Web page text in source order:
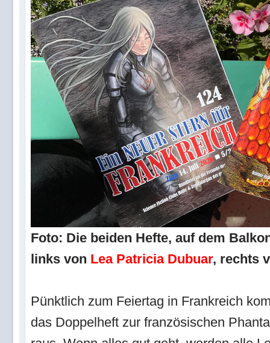
Foto: Die beiden Hefte, auf dem
links von Lea Patricia Dubuar, rechts
Pünktlich zum Feiertag in Frankreich
das Doppelheft zur französischen